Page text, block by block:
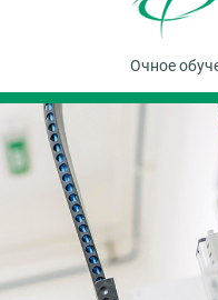
Очное